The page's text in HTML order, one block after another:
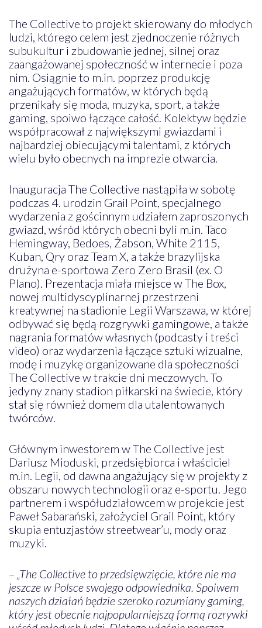
The Collective to projekt skierowany do młodych
ludzi, którego celem jest zjednoczenie różnych
subukultur i zbudowanie jednej, silnej oraz
zaangażowanej społeczność w internecie i poza
nim. Osiągnie to m.in. poprzez produkcję
angażujących formatów, w których będą
przenikały się moda, muzyka, sport, a także
gaming, spoiwo łączące całość. Kolektyw będzie
współpracował z największymi gwiazdami i
najbardziej obiecującymi talentami, z których
wielu było obecnych na imprezie otwarcia.
Inauguracja The Collective nastąpiła w sobotę
podczas 4. urodzin Grail Point, specjalnego
wydarzenia z gościnnym udziałem zaproszonych
gwiazd, wśród których obecni byli m.in. Taco
Hemingway, Bedoes, Żabson, White 2115,
Kuban, Qry oraz Team X, a także brazylijska
drużyna e-sportowa Zero Zero Brasil (ex. O
Plano). Prezentacja miała miejsce w The Box,
nowej multidyscyplinarnej przestrzeni
kreatywnej na stadionie Legii Warszawa, w której
odbywać się będą rozgrywki gamingowe, a także
nagrania formatów własnych (podcasty i treści
video) oraz wydarzenia łączące sztuki wizualne,
modę i muzykę organizowane dla społeczności
The Collective w trakcie dni meczowych. To
jedyny znany stadion piłkarski na świecie, który
stał się również domem dla utalentowanych
twórców.
Głównym inwestorem w The Collective jest
Dariusz Mioduski, przedsiębiorca i właściciel
m.in. Legii, od dawna angażujący się w projekty z
obszaru nowych technologii oraz e-sportu. Jego
partnerem i współudziałowcem w projekcie jest
Paweł Sabarański, założyciel Grail Point, który
skupia entuzjastów streetwear’u, mody oraz
muzyki.
– „The Collective to przedsięwzięcie, które nie ma
jeszcze w Polsce swojego odpowiednika. Spoiwem
naszych działań będzie szeroko rozumiany gaming,
który jest obecnie najpopularniejszą formą rozrywki